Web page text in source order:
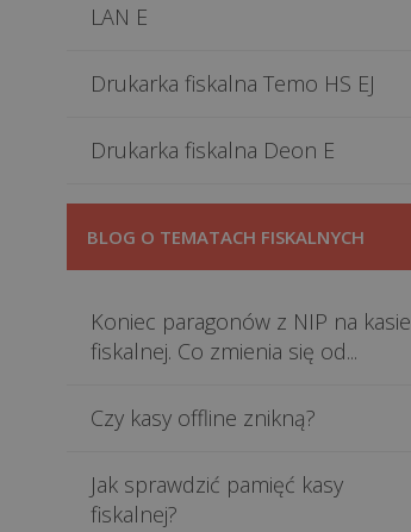
LAN E
Drukarka fiskalna Temo HS EJ
Drukarka fiskalna Deon E
BLOG O TEMATACH FISKALNYCH
Koniec paragonów z NIP na kasie
fiskalnej. Co zmienia się od...
Czy kasy offline znikną?
Jak sprawdzić pamięć kasy
fiskalnej?